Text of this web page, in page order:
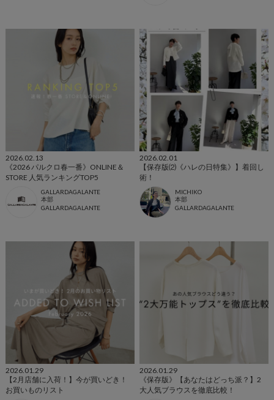
2026.02.13
《2026 パルクロ春一番》ONLINE＆
STORE 人気ランキングTOP5
GALLARDAGALANTE
本部
GALLARDAGALANTE
2026.02.01
【保存版⑵《ハレの日特集》】着回し
術！
MICHIKO
本部
GALLARDAGALANTE
2026.01.29
【2月店舗に入荷！】今が買いどき！
お買いものリスト
2026.01.29
《保存版》【あなたはどっち派？】2
大人気ブラウスを徹底比較！